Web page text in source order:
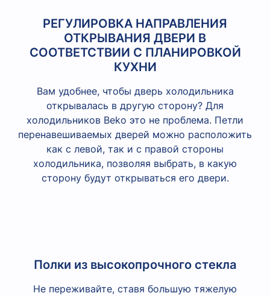
РЕГУЛИРОВКА НАПРАВЛЕНИЯ
ОТКРЫВАНИЯ ДВЕРИ В
СООТВЕТСТВИИ С ПЛАНИРОВКОЙ
КУХНИ
Вам удобнее, чтобы дверь холодильника
открывалась в другую сторону? Для
холодильников Beko это не проблема. Петли
перенавешиваемых дверей можно расположить
как с левой, так и с правой стороны
холодильника, позволяя выбрать, в какую
сторону будут открываться его двери.
Полки из высокопрочного стекла
Не переживайте, ставя большую тяжелую